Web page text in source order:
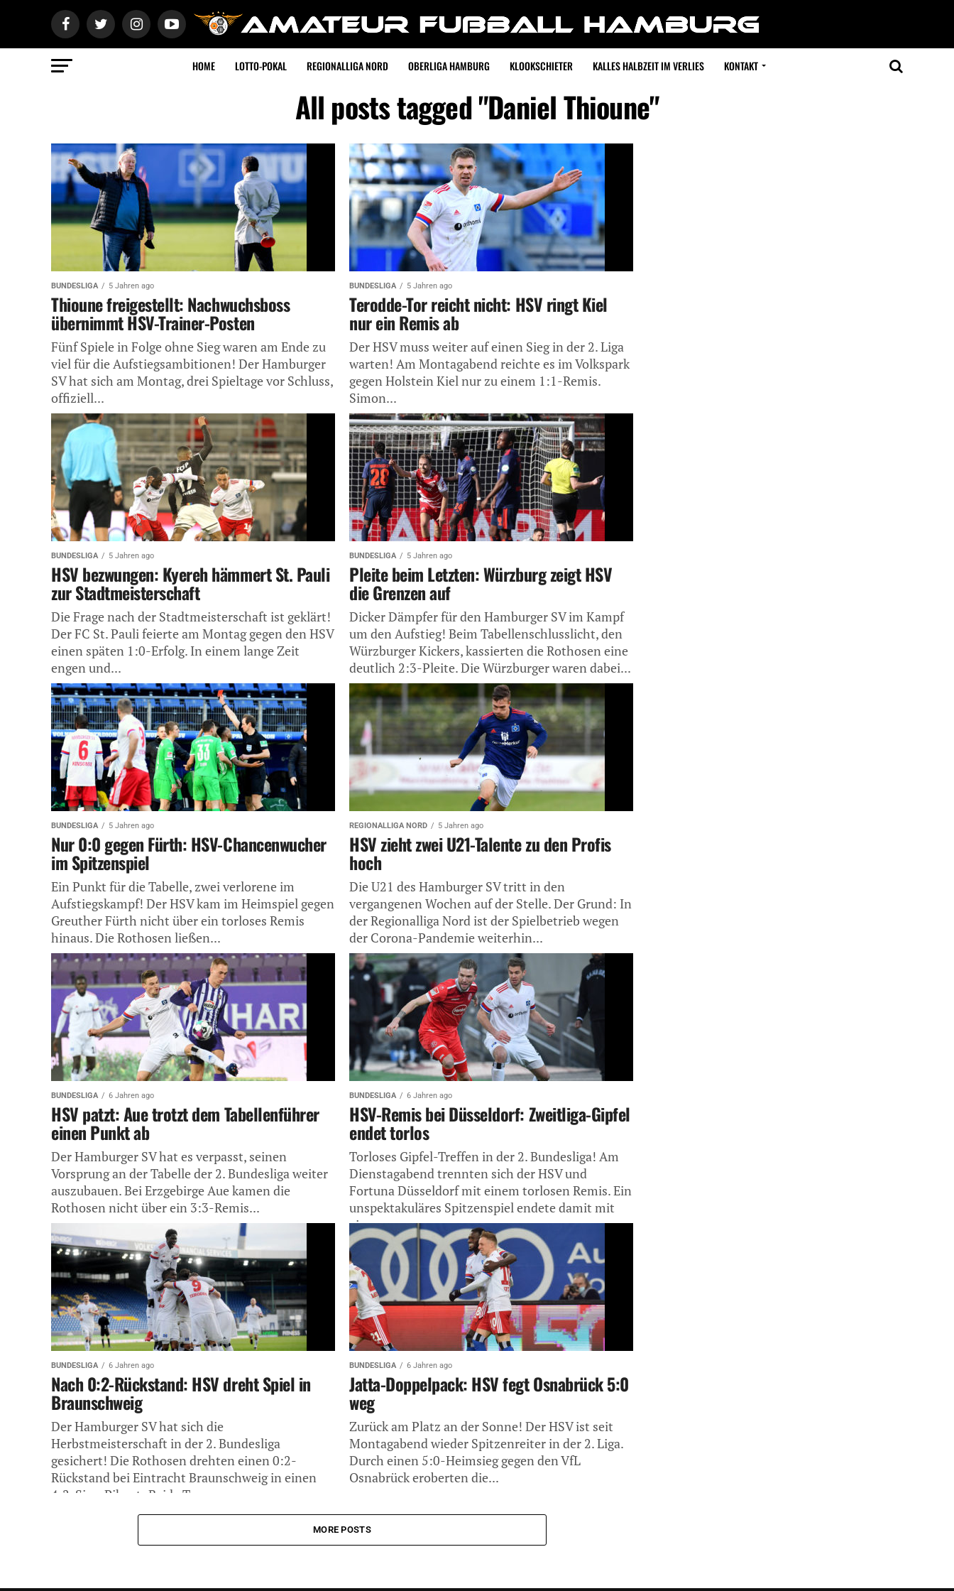
HOME LOTTO-POKAL REGIONALLIGA NORD OBERLIGA HAMBURG KLOOKSCHIETER KALLES HALBZEIT IM VERLIES KONTAKT
All posts tagged "Daniel Thioune"
BUNDESLIGA 5 Jahren ago
Thioune freigestellt: Nachwuchsboss
übernimmt HSV-Trainer-Posten
Fünf Spiele in Folge ohne Sieg waren am Ende zu
viel für die Aufstiegsambitionen! Der Hamburger
SV hat sich am Montag, drei Spieltage vor Schluss,
offiziell...
BUNDESLIGA 5 Jahren ago
Terodde-Tor reicht nicht: HSV ringt Kiel
nur ein Remis ab
Der HSV muss weiter auf einen Sieg in der 2. Liga
warten! Am Montagabend reichte es im Volkspark
gegen Holstein Kiel nur zu einem 1:1-Remis.
Simon...
BUNDESLIGA 5 Jahren ago
HSV bezwungen: Kyereh hämmert St. Pauli
zur Stadtmeisterschaft
Die Frage nach der Stadtmeisterschaft ist geklärt!
Der FC St. Pauli feierte am Montag gegen den HSV
einen späten 1:0-Erfolg. In einem lange Zeit
engen und...
BUNDESLIGA 5 Jahren ago
Pleite beim Letzten: Würzburg zeigt HSV
die Grenzen auf
Dicker Dämpfer für den Hamburger SV im Kampf
um den Aufstieg! Beim Tabellenschlusslicht, den
Würzburger Kickers, kassierten die Rothosen eine
deutlich 2:3-Pleite. Die Würzburger waren dabei...
BUNDESLIGA 5 Jahren ago
Nur 0:0 gegen Fürth: HSV-Chancenwucher
im Spitzenspiel
Ein Punkt für die Tabelle, zwei verlorene im
Aufstiegskampf! Der HSV kam im Heimspiel gegen
Greuther Fürth nicht über ein torloses Remis
hinaus. Die Rothosen ließen...
REGIONALLIGA NORD 5 Jahren ago
HSV zieht zwei U21-Talente zu den Profis
hoch
Die U21 des Hamburger SV tritt in den
vergangenen Wochen auf der Stelle. Der Grund: In
der Regionalliga Nord ist der Spielbetrieb wegen
der Corona-Pandemie weiterhin...
BUNDESLIGA 6 Jahren ago
HSV patzt: Aue trotzt dem Tabellenführer
einen Punkt ab
Der Hamburger SV hat es verpasst, seinen
Vorsprung an der Tabelle der 2. Bundesliga weiter
auszubauen. Bei Erzgebirge Aue kamen die
Rothosen nicht über ein 3:3-Remis...
BUNDESLIGA 6 Jahren ago
HSV-Remis bei Düsseldorf: Zweitliga-Gipfel
endet torlos
Torloses Gipfel-Treffen in der 2. Bundesliga! Am
Dienstagabend trennten sich der HSV und
Fortuna Düsseldorf mit einem torlosen Remis. Ein
unspektakuläres Spitzenspiel endete damit mit
einem...
BUNDESLIGA 6 Jahren ago
Nach 0:2-Rückstand: HSV dreht Spiel in
Braunschweig
Der Hamburger SV hat sich die
Herbstmeisterschaft in der 2. Bundesliga
gesichert! Die Rothosen drehten einen 0:2-
Rückstand bei Eintracht Braunschweig in einen
4:2-Sieg. Pikant: Beide Teams...
BUNDESLIGA 6 Jahren ago
Jatta-Doppelpack: HSV fegt Osnabrück 5:0
weg
Zurück am Platz an der Sonne! Der HSV ist seit
Montagabend wieder Spitzenreiter in der 2. Liga.
Durch einen 5:0-Heimsieg gegen den VfL
Osnabrück eroberten die...
MORE POSTS